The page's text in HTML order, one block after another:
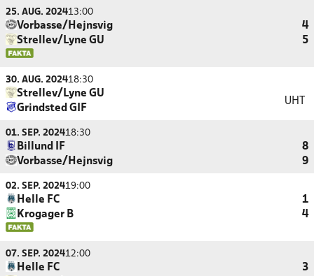
25. AUG. 202413:00
Vorbasse/Hejnsvig
4
Strellev/Lyne GU
5
30. AUG. 202418:30
Strellev/Lyne GU
Grindsted GIF
UHT
01. SEP. 202418:30
Billund IF
8
Vorbasse/Hejnsvig
9
02. SEP. 202419:00
Helle FC
1
Krogager B
4
07. SEP. 202412:00
Helle FC
3